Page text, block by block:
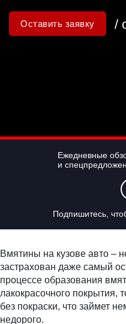
Оставить заявку /
Ежедневные
и
Подпишитесь,
Вмятины на кузове авто –
застрахован даже самый
процессе образования
лакокрасочного покрытия,
без покраски, что займет
недорого.